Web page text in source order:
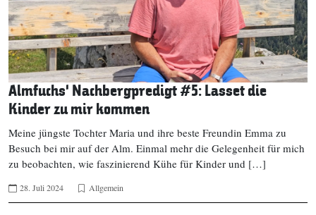
Almfuchs‘ Nachbergpredigt #5: Lasset die
Kinder zu mir kommen
Meine jüngste Tochter Maria und ihre beste Freundin Emma zu
Besuch bei mir auf der Alm. Einmal mehr die Gelegenheit für mich
zu beobachten, wie faszinierend Kühe für Kinder und […]
28. Juli 2024 Allgemein